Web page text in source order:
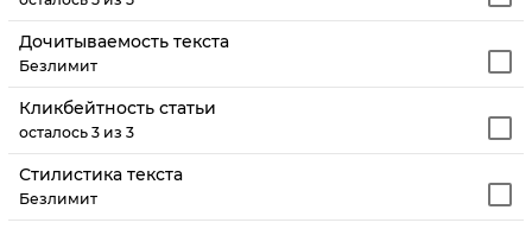
Дочитываемость текста
Безлимит
Кликбейтность статьи
осталось 3 из 3
Стилистика текста
Безлимит